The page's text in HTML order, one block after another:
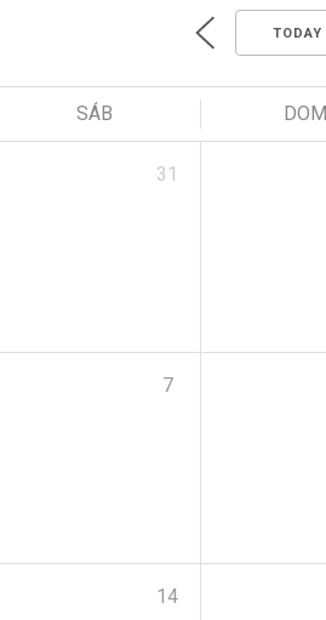
TODAY
SÁB DOM
31
7
14